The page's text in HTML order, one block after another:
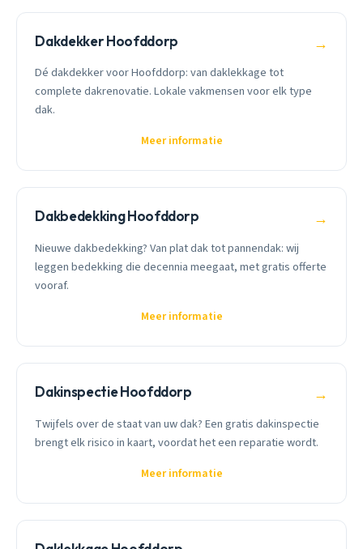
Dakdekker Hoofddorp →
Dé dakdekker voor Hoofddorp: van daklekkage tot
complete dakrenovatie. Lokale vakmensen voor elk type
dak.
Meer informatie
Dakbedekking Hoofddorp →
Nieuwe dakbedekking? Van plat dak tot pannendak: wij
leggen bedekking die decennia meegaat, met gratis offerte
vooraf.
Meer informatie
Dakinspectie Hoofddorp →
Twijfels over de staat van uw dak? Een gratis dakinspectie
brengt elk risico in kaart, voordat het een reparatie wordt.
Meer informatie